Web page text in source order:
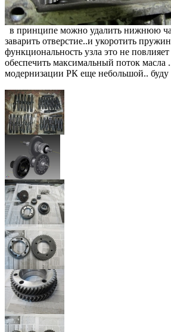
в принципе можно удалить нижнюю
заварить отверстие..и укоротить
функциональность узла это не
обеспечить максимальный поток масла
модернизации РК еще небольшой.. буду